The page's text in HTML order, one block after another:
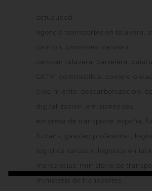
actualidad
agencia transportes en talavera
camion
camiones
carosan
carosan talavera
carretera
CETM
combustible
comercio
crecimiento
descarbonizacion
digitalizacion
emisiones co2
empresa de transporte
españa
futrans
gasoleo profesional
logistica carosan
logistica en
mercancias
ministerio de
ministerio de transportes